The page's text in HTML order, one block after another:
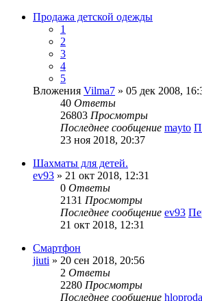
Продажа детской одежды
1
2
3
4
5
Вложения Vilma7 » 05 дек 2008,
40 Ответы
26803 Просмотры
Последнее сообщение mayto
23 ноя 2018, 20:37
Шахматы для детей.
ev93 » 21 окт 2018, 12:31
0 Ответы
2131 Просмотры
Последнее сообщение ev93
21 окт 2018, 12:31
Смартфон
jiuti » 20 сен 2018, 20:56
2 Ответы
2280 Просмотры
Последнее сообщение hloproda